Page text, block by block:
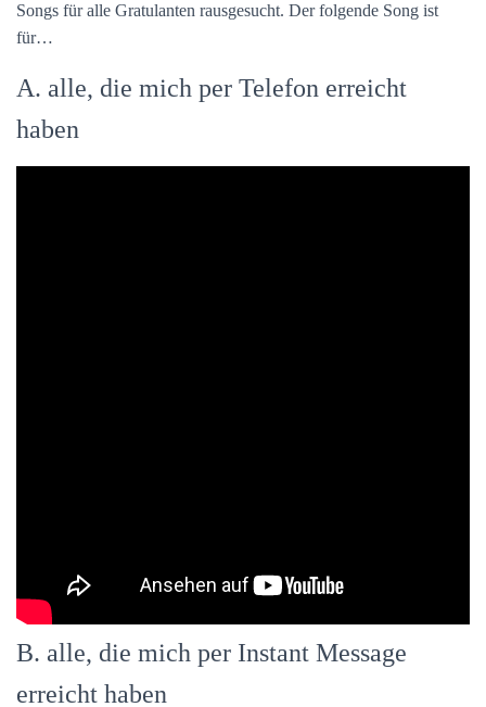
Songs für alle Gratulanten rausgesucht. Der folgende Song ist
für…
A. alle, die mich per Telefon erreicht
haben
B. alle, die mich per Instant Message
erreicht haben